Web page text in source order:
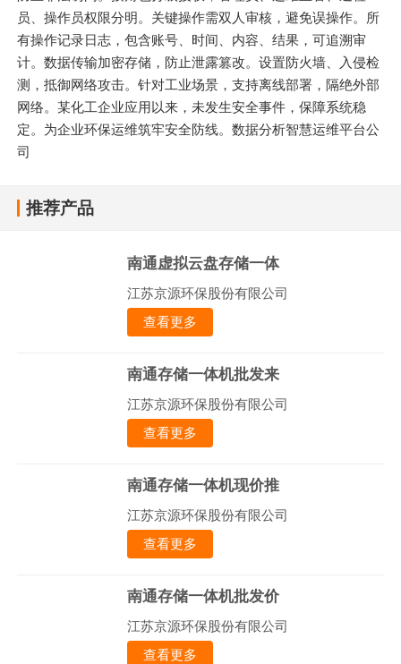
员、操作员权限分明。关键操作需双人审核，避免误操作。所
有操作记录日志，包含账号、时间、内容、结果，可追溯审
计。数据传输加密存储，防止泄露篡改。设置防火墙、入侵检
测，抵御网络攻击。针对工业场景，支持离线部署，隔绝外部
网络。某化工企业应用以来，未发生安全事件，保障系统稳
定。为企业环保运维筑牢安全防线。数据分析智慧运维平台公
司
推荐产品
南通虚拟云盘存储一体
江苏京源环保股份有限公司
查看更多
南通存储一体机批发来
江苏京源环保股份有限公司
查看更多
南通存储一体机现价推
江苏京源环保股份有限公司
查看更多
南通存储一体机批发价
江苏京源环保股份有限公司
查看更多